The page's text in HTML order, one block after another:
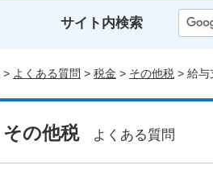
サイト内検索
> よくある質問 > 税金 > その他税 > 給与
その他税よくある質問